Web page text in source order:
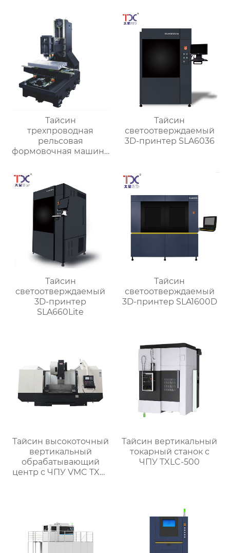
Тайсин
трехпроводная
рельсовая
формовочная машина
Тайсин
светоотверждаемый
3D-принтер SLA6036
Тайсин
светоотверждаемый
3D-принтер
SLA660Lite
Тайсин
светоотверждаемый
3D-принтер SLA1600D
Тайсин высокоточный
вертикальный
обрабатывающий
центр с ЧПУ VMC TXP-
Тайсин вертикальный
токарный станок с
ЧПУ TXLC-500